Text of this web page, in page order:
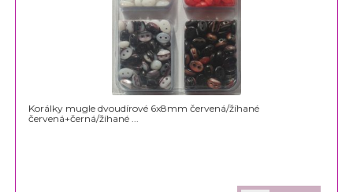
Korálky mugle dvoudírové 6x8mm červená/žíhané
červená+černá/žíhané ...